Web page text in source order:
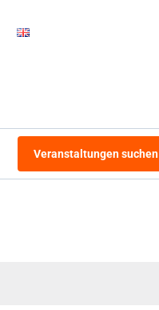
Veranstaltungen suchen